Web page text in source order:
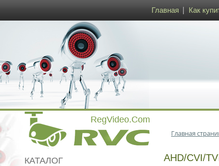
Главная Как
Главная
AHD/CVI/
КАТАЛОГ